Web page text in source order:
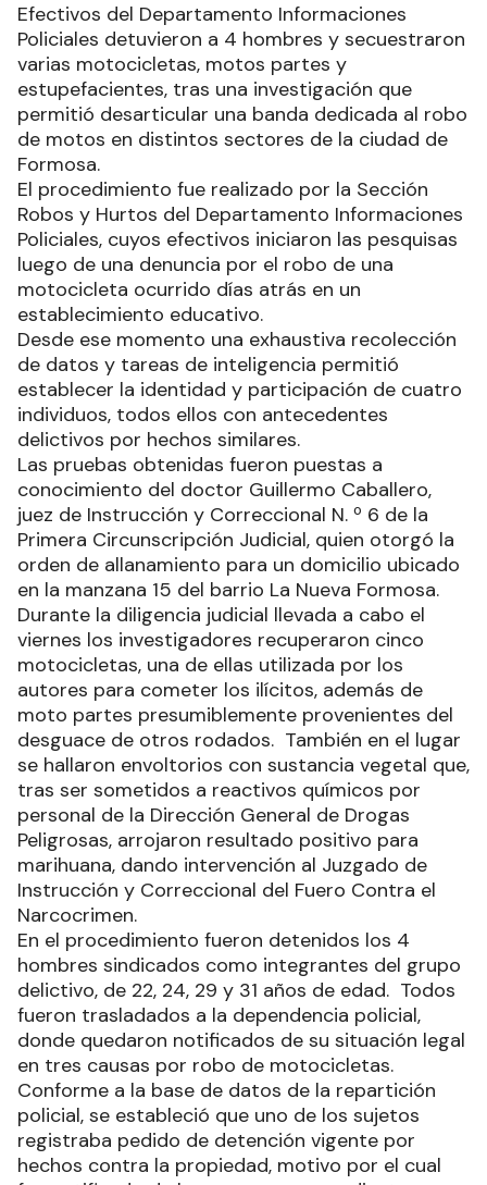
Efectivos del Departamento Informaciones
Policiales detuvieron a 4 hombres y secuestraron
varias motocicletas, motos partes y
estupefacientes, tras una investigación que
permitió desarticular una banda dedicada al robo
de motos en distintos sectores de la ciudad de
Formosa.
El procedimiento fue realizado por la Sección
Robos y Hurtos del Departamento Informaciones
Policiales, cuyos efectivos iniciaron las pesquisas
luego de una denuncia por el robo de una
motocicleta ocurrido días atrás en un
establecimiento educativo.
Desde ese momento una exhaustiva recolección
de datos y tareas de inteligencia permitió
establecer la identidad y participación de cuatro
individuos, todos ellos con antecedentes
delictivos por hechos similares.
Las pruebas obtenidas fueron puestas a
conocimiento del doctor Guillermo Caballero,
juez de Instrucción y Correccional N. º 6 de la
Primera Circunscripción Judicial, quien otorgó la
orden de allanamiento para un domicilio ubicado
en la manzana 15 del barrio La Nueva Formosa.
Durante la diligencia judicial llevada a cabo el
viernes los investigadores recuperaron cinco
motocicletas, una de ellas utilizada por los
autores para cometer los ilícitos, además de
moto partes presumiblemente provenientes del
desguace de otros rodados. También en el lugar
se hallaron envoltorios con sustancia vegetal que,
tras ser sometidos a reactivos químicos por
personal de la Dirección General de Drogas
Peligrosas, arrojaron resultado positivo para
marihuana, dando intervención al Juzgado de
Instrucción y Correccional del Fuero Contra el
Narcocrimen.
En el procedimiento fueron detenidos los 4
hombres sindicados como integrantes del grupo
delictivo, de 22, 24, 29 y 31 años de edad. Todos
fueron trasladados a la dependencia policial,
donde quedaron notificados de su situación legal
en tres causas por robo de motocicletas.
Conforme a la base de datos de la repartición
policial, se estableció que uno de los sujetos
registraba pedido de detención vigente por
hechos contra la propiedad, motivo por el cual